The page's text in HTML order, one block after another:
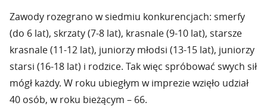
Zawody rozegrano w siedmiu konkurencjach: smerfy
(do 6 lat), skrzaty (7-8 lat), krasnale (9-10 lat), starsze
krasnale (11-12 lat), juniorzy młodsi (13-15 lat), juniorzy
starsi (16-18 lat) i rodzice. Tak więc spróbować swych sił
mógł każdy. W roku ubiegłym w imprezie wzięło udział
40 osób, w roku bieżącym – 66.